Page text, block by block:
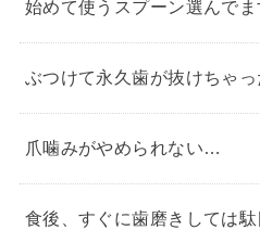
始めて使うスプーン選んでま
ぶつけて永久歯が抜けちゃっ
爪噛みがやめられない…
食後、すぐに歯磨きしては駄